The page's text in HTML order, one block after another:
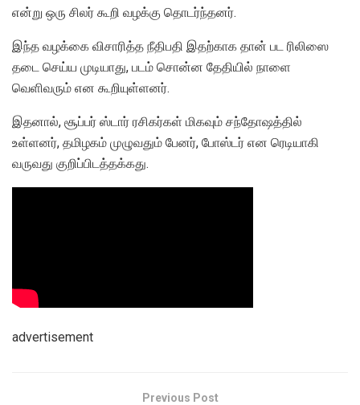
என்று ஒரு சிலர் கூறி வழக்கு தொடர்ந்தனர்.
இந்த வழக்கை விசாரித்த நீதிபதி இதற்காக தான் பட ரிலிஸை
தடை செய்ய முடியாது, படம் சொன்ன தேதியில் நாளை
வெளிவரும் என கூறியுள்ளனர்.
இதனால், சூப்பர் ஸ்டார் ரசிகர்கள் மிகவும் சந்தோஷத்தில்
உள்ளனர், தமிழகம் முழுவதும் பேனர், போஸ்டர் என ரெடியாகி
வருவது குறிப்பிடத்தக்கது.
advertisement
Previous Post